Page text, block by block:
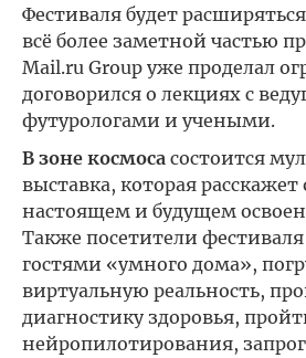
Фестиваля будет
всё более заметной частью
Mail.ru Group уже проделал
договорился о лекциях с
футурологами и учеными.
В зоне космоса состоится
выставка, которая
настоящем и будущем
Также посетители
гостями «умного дома»,
виртуальную реальность,
диагностику здоровья,
нейропилотирования,